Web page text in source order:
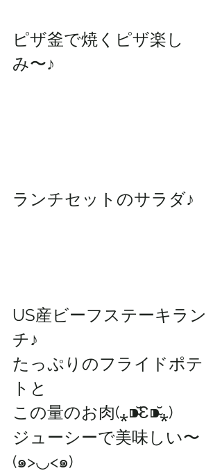
ピザ釜で焼くピザ楽し
み〜♪
ランチセットのサラダ♪
US産ビーフステーキラン
チ♪
たっぷりのフライドポテ
トと
この量のお肉(⁎⁍̴̆Ɛ⁍̴̆⁎)
ジューシーで美味しい〜
(๑>◡<๑)